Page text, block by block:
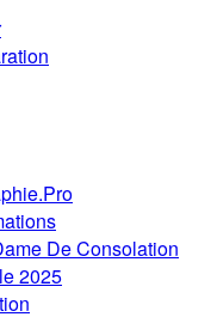
De Consolation
2025